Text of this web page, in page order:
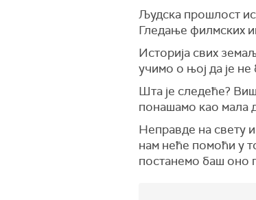
Људска прошлост
Гледање филмских
Историја свих
учимо о њој да је
Шта је следеће?
понашамо као мала
Неправде на свету
нам неће помоћи у
постанемо баш оно